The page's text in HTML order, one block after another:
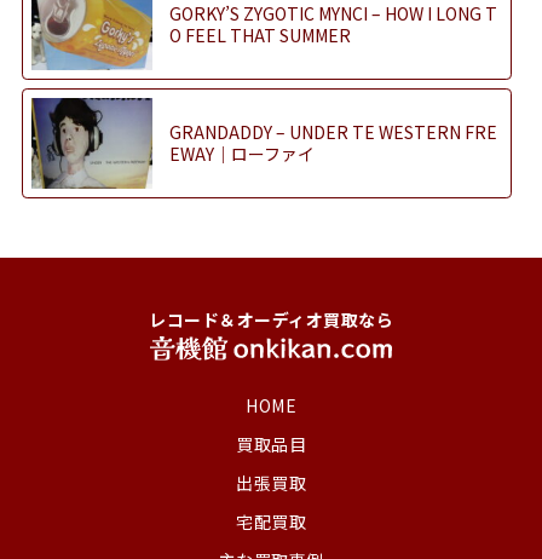
GORKY’S ZYGOTIC MYNCI – HOW I LONG T
O FEEL THAT SUMMER
GRANDADDY – UNDER TE WESTERN FRE
EWAY｜ローファイ
レコード＆オーディオ買取なら
HOME
買取品目
出張買取
宅配買取